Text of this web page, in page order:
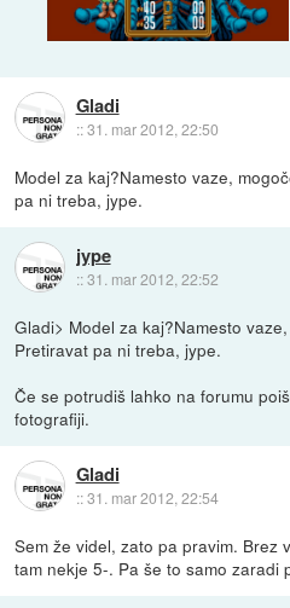
Gladi
::31. mar 2012, 22:50
Model za kaj?Namesto vaze,
pa ni treba, jype.
jype
::31. mar 2012, 22:52
Gladi> Model za kaj?Namesto
Pretiravat pa ni treba, jype.
Če se potrudiš lahko na forumu
fotografiji.
Gladi
::31. mar 2012, 22:54
Sem že videl, zato pa pravim. Brez
tam nekje 5-. Pa še to samo zaradi